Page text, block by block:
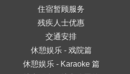
住宿暂顾服务
残疾人士优惠
交通安排
休憩娱乐 - 戏院篇
休憩娱乐 - Karaoke 篇